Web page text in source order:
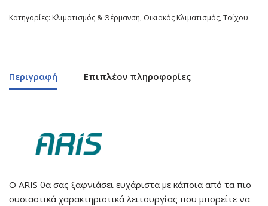
Κατηγορίες: Κλιματισμός & Θέρμανση, Οικιακός Κλιματισμός,Τοίχου
Περιγραφή Επιπλέον πληροφορίες
Ο ARIS θα σας ξαφνιάσει ευχάριστα με κάποια από τα πιο
ουσιαστικά χαρακτηριστικά λειτουργίας που μπορείτε να